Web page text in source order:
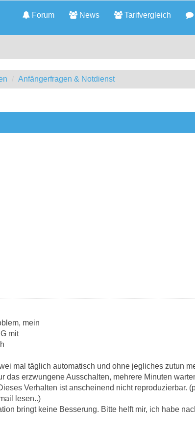
Forum News Tarifvergleich
Anfängerfragen & Notdienst
mein
mit
mal täglich automatisch und ohne jegliches zutun
das erzwungene Ausschalten, mehrere Minuten
Verhalten ist anscheinend nicht reproduzierbar.
lesen..)
bringt keine Besserung. Bitte helft mir, ich habe